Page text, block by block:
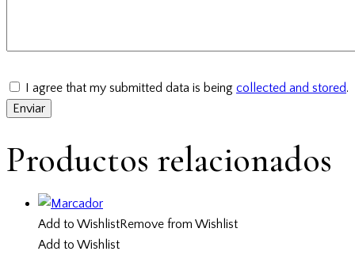
I agree that my submitted data is being collected and stored.
Productos relacionados
Add to WishlistRemove from Wishlist
Add to Wishlist